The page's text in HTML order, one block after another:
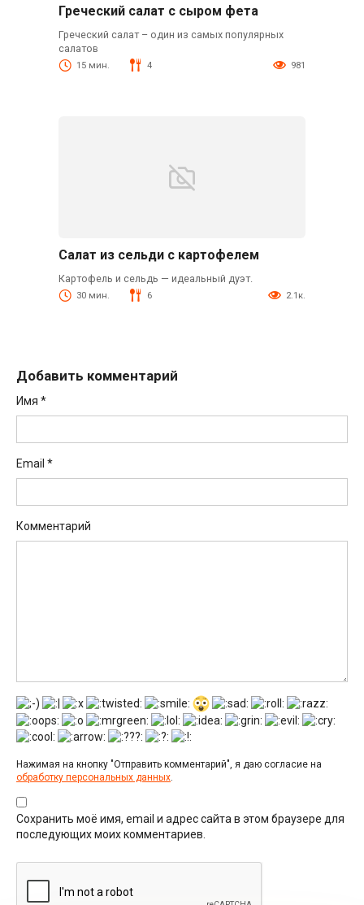
Греческий салат с сыром фета
Греческий салат – один из самых популярных
салатов
15 мин. 4 981
Салат из сельди с картофелем
Картофель и сельдь — идеальный дуэт.
30 мин. 6 2.1к.
Добавить комментарий
Имя *
Email *
Комментарий
Нажимая на кнопку "Отправить комментарий", я даю согласие на
обработку персональных данных
Сохранить моё имя, email и адрес сайта в этом браузере для
последующих моих комментариев.